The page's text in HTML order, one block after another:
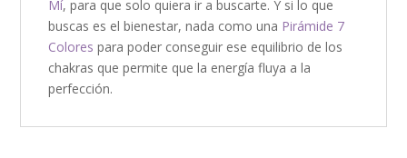
Mí, para que solo quiera ir a buscarte. Y si lo que
buscas es el bienestar, nada como una Pirámide 7
Colores para poder conseguir ese equilibrio de los
chakras que permite que la energía fluya a la
perfección.